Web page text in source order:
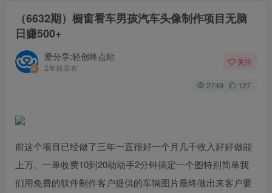
（6632期）橱窗看车男孩汽车头像制作项目无脑
日赚500+
爱分享:轻创终点站
2年前发布
关注
2749 127
前这个项目已经做了三年一直很好一个月几千收入好好做能
上万。一单收费10到20动动手2分钟搞定一个图特别简单我
们用免费的软件制作客户提供的车辆图片最终做出来客户要